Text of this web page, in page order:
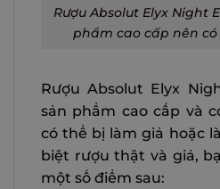
Rượu Absolut Elyx Night
phẩm cao cấp nên
Rượu Absolut Elyx
sản phẩm cao cấp và
có thể bị làm giả hoặc
biệt rượu thật và giả,
một số điểm sau: